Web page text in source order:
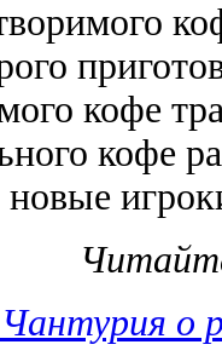
кофе
кофе
новые
о